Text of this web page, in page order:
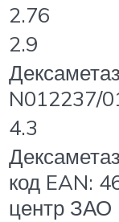
2.76
2.9
N012237/
4.3
код EAN:
центр ЗАО